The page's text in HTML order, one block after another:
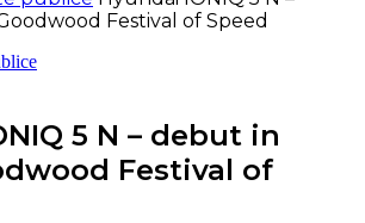
Festival of Speed
5 N – debut in
Festival of